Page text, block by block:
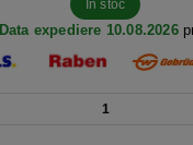
In stoc
Data expediere 10.08.2026